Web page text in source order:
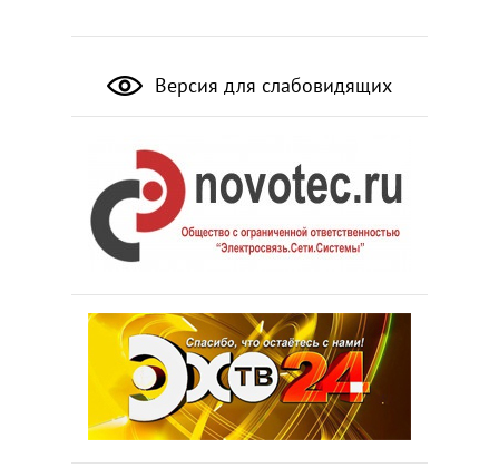
Версия для слабовидящих